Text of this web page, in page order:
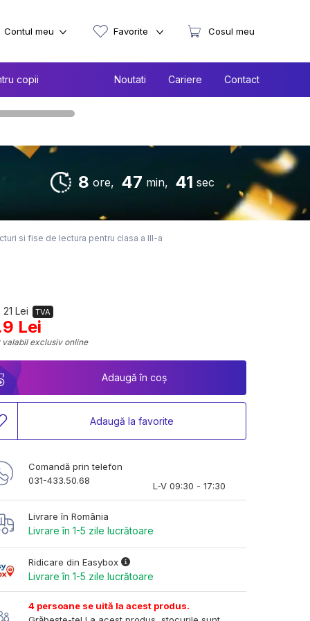
copii Noutati Cariere Contact
Contul meu Favorite Cosul meu
8 ore, 47 min, 40 sec
si fise de lectura pentru clasa a III-a
21 Lei TVA
Lei
valabil exclusiv online
Adaugă în coș
Adaugă la favorite
Comandă prin telefon
031-433.50.68
L-V 09:30 - 17:30
Livrare în România
Livrare în 1-5 zile lucrătoare
Ridicare din Easybox
Livrare în 1-5 zile lucrătoare
4 persoane se uită la acest produs.